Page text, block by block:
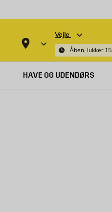
Vejle
Åben, lukker 15
HAVE OG UDENDØRS